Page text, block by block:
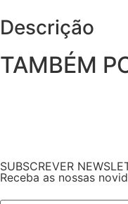
Descrição
TAMBÉM
SUBSCREVER
Receba as nossas